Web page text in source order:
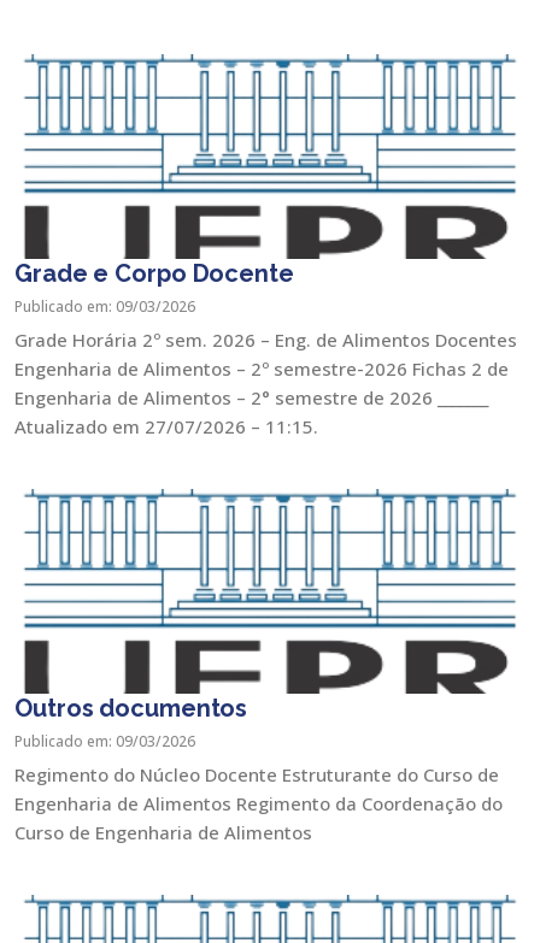
Grade e Corpo Docente
Publicado em: 09/03/2026
Grade Horária 2º sem. 2026 – Eng. de Alimentos Docentes
Engenharia de Alimentos – 2º semestre-2026 Fichas 2 de
Engenharia de Alimentos – 2° semestre de 2026 _______
Atualizado em 27/07/2026 – 11:15.
Outros documentos
Publicado em: 09/03/2026
Regimento do Núcleo Docente Estruturante do Curso de
Engenharia de Alimentos Regimento da Coordenação do
Curso de Engenharia de Alimentos